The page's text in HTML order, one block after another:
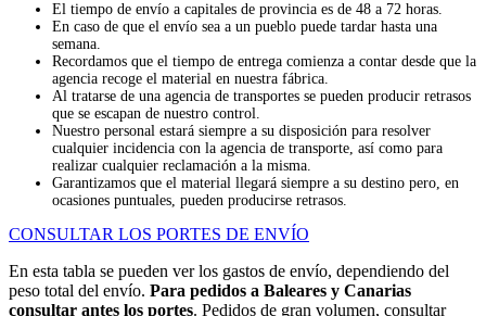
El tiempo de envío a capitales de provincia es de 48 a 72 horas.
En caso de que el envío sea a un pueblo puede tardar hasta una
semana.
Recordamos que el tiempo de entrega comienza a contar desde que la
agencia recoge el material en nuestra fábrica.
Al tratarse de una agencia de transportes se pueden producir retrasos
que se escapan de nuestro control.
Nuestro personal estará siempre a su disposición para resolver
cualquier incidencia con la agencia de transporte, así como para
realizar cualquier reclamación a la misma.
Garantizamos que el material llegará siempre a su destino pero, en
ocasiones puntuales, pueden producirse retrasos.
CONSULTAR LOS PORTES DE ENVÍO
En esta tabla se pueden ver los gastos de envío, dependiendo del
peso total del envío. Para pedidos a Baleares y Canarias
consultar antes los portes. Pedidos de gran volumen, consultar